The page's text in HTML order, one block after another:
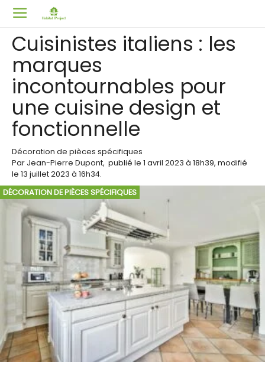
Cuisinistes italiens : les
marques
incontournables pour
une cuisine design et
fonctionnelle
Décoration de pièces spécifiques
Par Jean-Pierre Dupont, publié le 1 avril 2023 à 18h39, modifié
le 13 juillet 2023 à 16h34.
DÉCORATION DE PIÈCES SPÉCIFIQUES